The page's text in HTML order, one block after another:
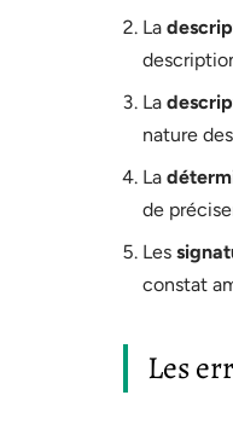
La
La
nature
La
de
Les
constat
Les